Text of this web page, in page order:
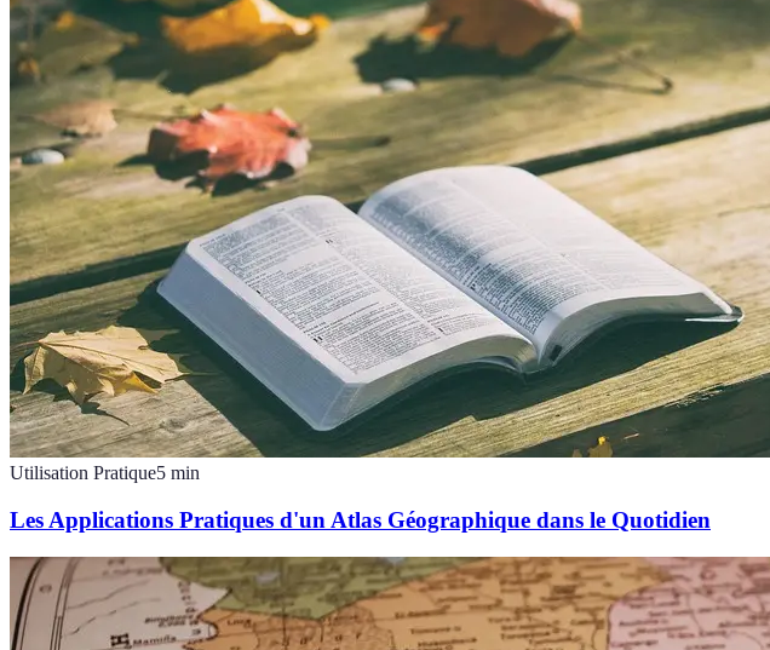
Utilisation Pratique5 min
Les Applications Pratiques d'un Atlas Géographique dans le Quotidien